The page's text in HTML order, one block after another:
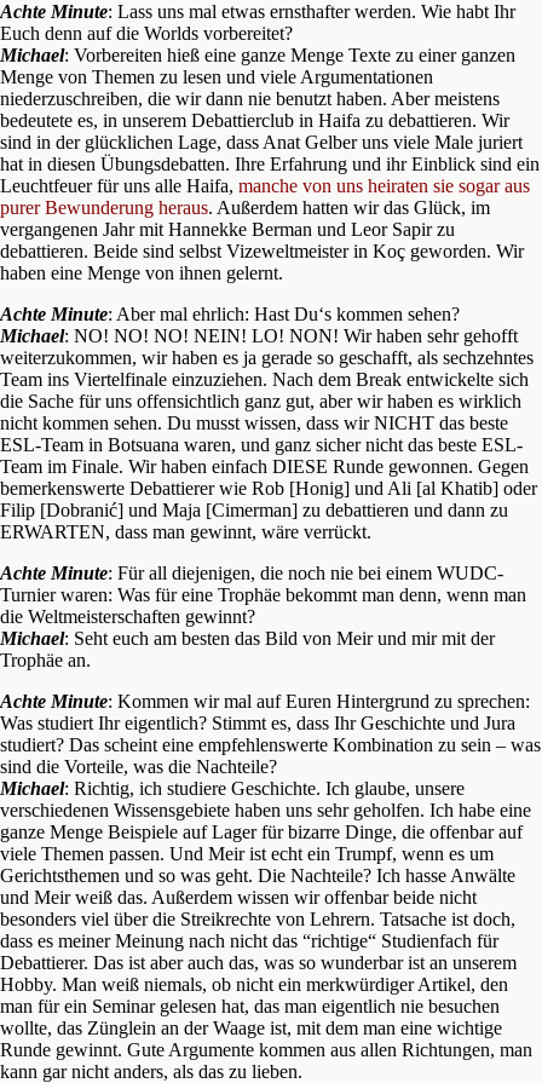
Achte Minute: Lass uns mal etwas ernsthafter werden. Wie habt Ihr
Euch denn auf die Worlds vorbereitet?
Michael: Vorbereiten hieß eine ganze Menge Texte zu einer ganzen
Menge von Themen zu lesen und viele Argumentationen
niederzuschreiben, die wir dann nie benutzt haben. Aber meistens
bedeutete es, in unserem Debattierclub in Haifa zu debattieren. Wir
sind in der glücklichen Lage, dass Anat Gelber uns viele Male juriert
hat in diesen Übungsdebatten. Ihre Erfahrung und ihr Einblick sind ein
Leuchtfeuer für uns alle Haifa, manche von uns heiraten sie sogar aus
purer Bewunderung heraus. Außerdem hatten wir das Glück, im
vergangenen Jahr mit Hannekke Berman und Leor Sapir zu
debattieren. Beide sind selbst Vizeweltmeister in Koç geworden. Wir
haben eine Menge von ihnen gelernt.
Achte Minute: Aber mal ehrlich: Hast Du‘s kommen sehen?
Michael: NO! NO! NO! NEIN! LO! NON! Wir haben sehr gehofft
weiterzukommen, wir haben es ja gerade so geschafft, als sechzehntes
Team ins Viertelfinale einzuziehen. Nach dem Break entwickelte sich
die Sache für uns offensichtlich ganz gut, aber wir haben es wirklich
nicht kommen sehen. Du musst wissen, dass wir NICHT das beste
ESL-Team in Botsuana waren, und ganz sicher nicht das beste ESL-
Team im Finale. Wir haben einfach DIESE Runde gewonnen. Gegen
bemerkenswerte Debattierer wie Rob [Honig] und Ali [al Khatib] oder
Filip [Dobranić] und Maja [Cimerman] zu debattieren und dann zu
ERWARTEN, dass man gewinnt, wäre verrückt.
Achte Minute: Für all diejenigen, die noch nie bei einem WUDC-
Turnier waren: Was für eine Trophäe bekommt man denn, wenn man
die Weltmeisterschaften gewinnt?
Michael: Seht euch am besten das Bild von Meir und mir mit der
Trophäe an.
Achte Minute: Kommen wir mal auf Euren Hintergrund zu sprechen:
Was studiert Ihr eigentlich? Stimmt es, dass Ihr Geschichte und Jura
studiert? Das scheint eine empfehlenswerte Kombination zu sein – was
sind die Vorteile, was die Nachteile?
Michael: Richtig, ich studiere Geschichte. Ich glaube, unsere
verschiedenen Wissensgebiete haben uns sehr geholfen. Ich habe eine
ganze Menge Beispiele auf Lager für bizarre Dinge, die offenbar auf
viele Themen passen. Und Meir ist echt ein Trumpf, wenn es um
Gerichtsthemen und so was geht. Die Nachteile? Ich hasse Anwälte
und Meir weiß das. Außerdem wissen wir offenbar beide nicht
besonders viel über die Streikrechte von Lehrern. Tatsache ist doch,
dass es meiner Meinung nach nicht das “richtige“ Studienfach für
Debattierer. Das ist aber auch das, was so wunderbar ist an unserem
Hobby. Man weiß niemals, ob nicht ein merkwürdiger Artikel, den
man für ein Seminar gelesen hat, das man eigentlich nie besuchen
wollte, das Zünglein an der Waage ist, mit dem man eine wichtige
Runde gewinnt. Gute Argumente kommen aus allen Richtungen, man
kann gar nicht anders, als das zu lieben.